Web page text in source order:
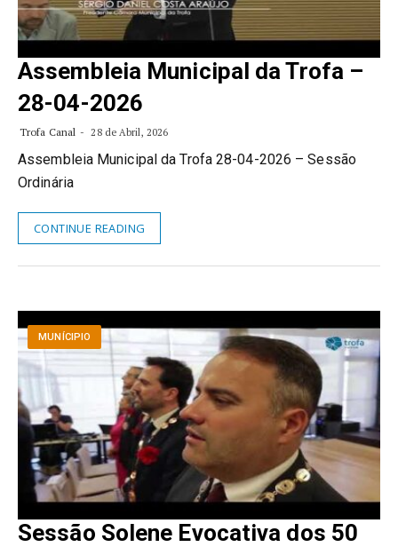
Assembleia Municipal da Trofa –
28-04-2026
Trofa Canal 28 de Abril, 2026
Assembleia Municipal da Trofa 28-04-2026 – Sessão
Ordinária
CONTINUE READING
MUNÍCIPIO
Sessão Solene Evocativa dos 50